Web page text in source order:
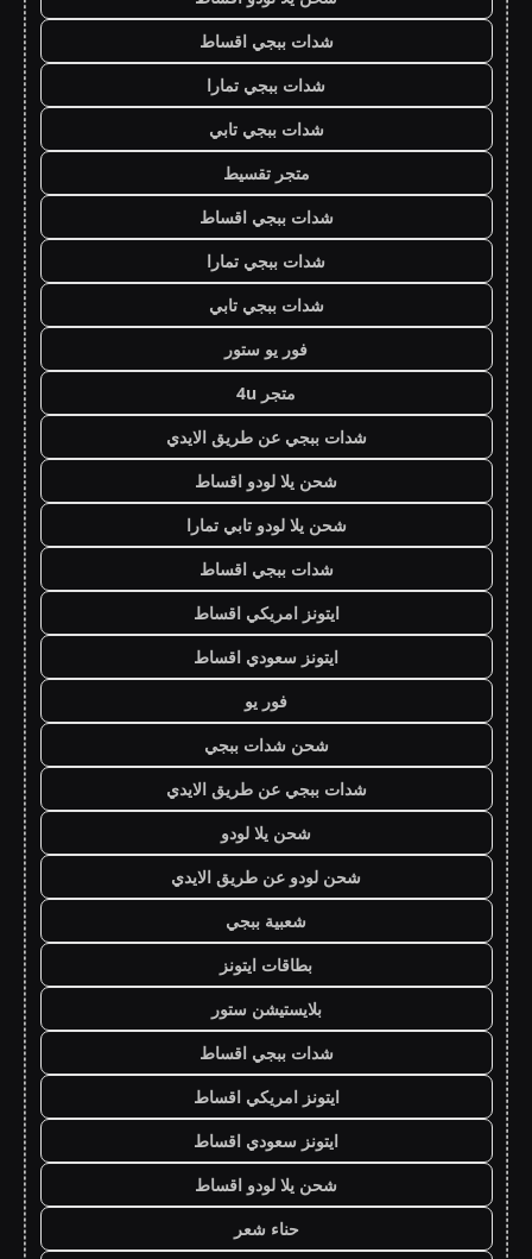
شدات ببجي اقساط
شدات ببجي تمارا
شدات ببجي تابي
متجر تقسيط
شدات ببجي اقساط
شدات ببجي تمارا
شدات ببجي تابي
فور يو ستور
متجر 4u
شدات ببجي عن طريق الايدي
شحن يلا لودو اقساط
شحن يلا لودو تابي تمارا
شدات ببجي اقساط
ايتونز امريكي اقساط
ايتونز سعودي اقساط
فور يو
شحن شدات ببجي
شدات ببجي عن طريق الايدي
شحن يلا لودو
شحن لودو عن طريق الايدي
شعبية ببجي
بطاقات ايتونز
بلايستيشن ستور
شدات ببجي اقساط
ايتونز امريكي اقساط
ايتونز سعودي اقساط
شحن يلا لودو اقساط
حناء شعر